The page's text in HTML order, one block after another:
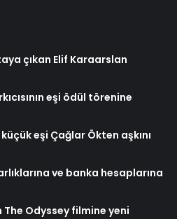
çıkan Elif Karaarslan
eşi ödül törenine
eşi Çağlar Ökten aşkını
ve banka hesaplarına
Odyssey filmine yeni